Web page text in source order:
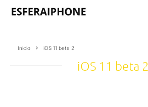
Inicio iOS 11 beta 2
iOS 11 beta 2